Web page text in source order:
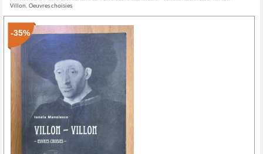
Villon. Oeuvres choisies
-35%